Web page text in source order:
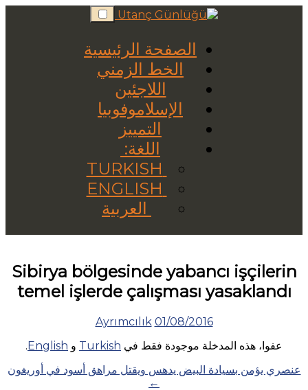
Skip
to
الصفحة الرئيسية
الخط الزمني
اللاجئين
الإسلاموفوبيا
التمييز
اللغة:
العربية
Sibirya bölgesinde yabancı işçilerin
temel işlerde çalışması yasaklandı
01/08/2016
Ayrımcılık
عفوا، هذه المدخلة موجودة فقط في Turkish و English
.
Posts
عنصري يؤمن بسيادة البيض يدهس ويقتل مراهق أسود في أوريغون
←